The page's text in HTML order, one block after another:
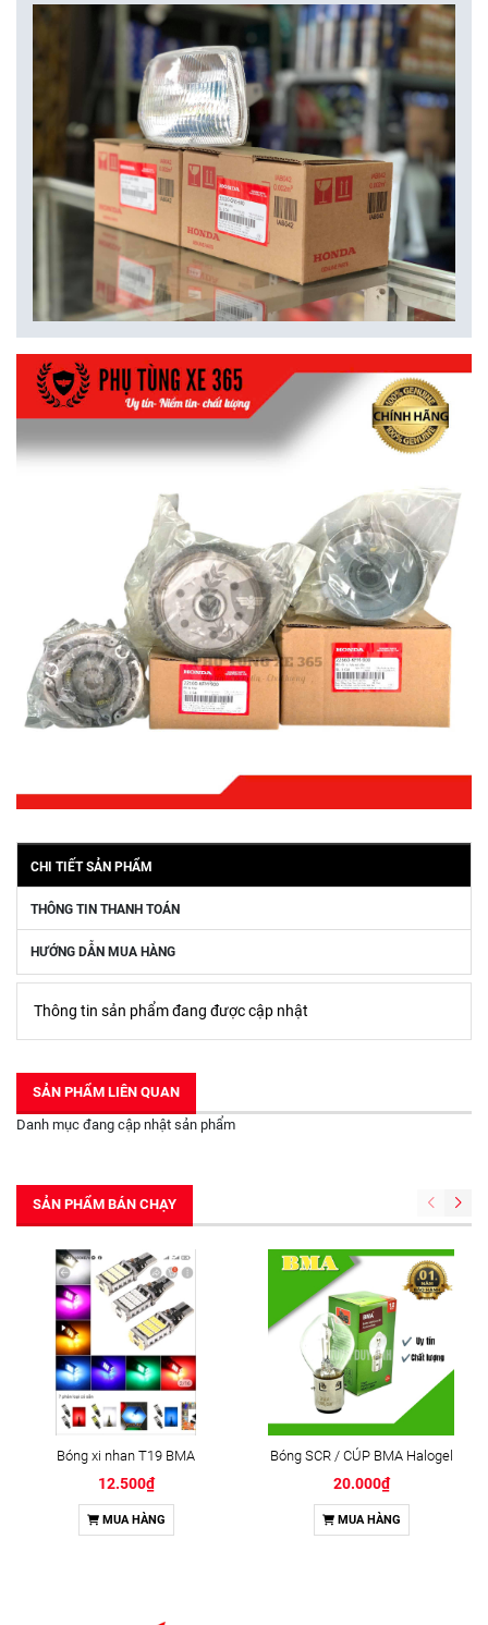
CHI TIẾT SẢN PHẨM
THÔNG TIN THANH TOÁN
HƯỚNG DẪN MUA HÀNG
Thông tin sản phẩm đang được cập nhật
SẢN PHẨM LIÊN QUAN
Danh mục đang cập nhật sản phẩm
SẢN PHẨM BÁN CHẠY
Bóng xi nhan T19 BMA
12.500₫
MUA HÀNG
Bóng SCR / CÚP BMA Halogel
20.000₫
MUA HÀNG